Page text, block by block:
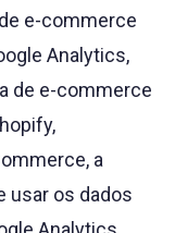
e-commerce
Analytics,
de e-commerce
a
usar os dados